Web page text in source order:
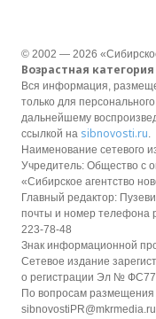
© 2002 — 2026
Возрастная
Вся информация,
только для
дальнейшему
ссылкой на sibnovosti.ru.
Наименование сетевого
Учредитель: Общество с
«Сибирское агентство
Главный редактор:
почты и номер телефона
223-78-48
Знак информационной
Сетевое издание
о регистрации Эл №
По вопросам